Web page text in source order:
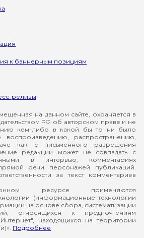
к баннерным позициям
релизы
на данном сайте, охраняется в
РФ об авторском праве и не
кем-либо в какой бы то ни было
распространению,
как с письменного разрешения
редакции может не совпадать с
в интервью, комментариях
речи персонажей публикаций.
за текст комментариев
ресурсе применяются
(информационные технологии
на основе сбора, систематизации
относящихся к предпочтениям
находящихся на территории
Подробнее